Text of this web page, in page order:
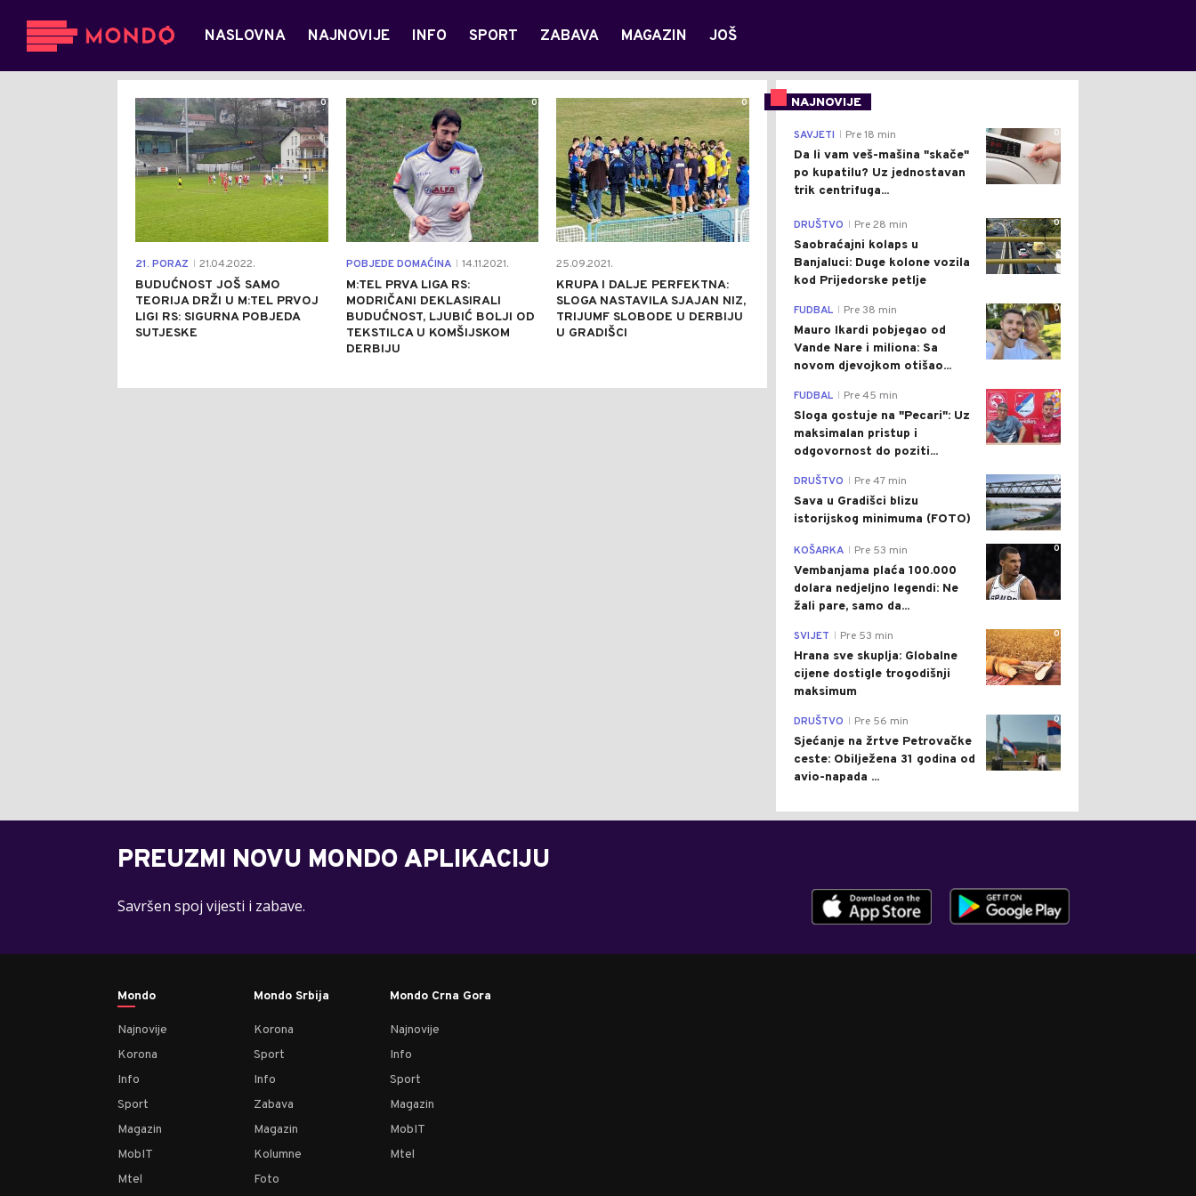
NASLOVNA NAJNOVIJE INFO SPORT ZABAVA MAGAZIN JOŠ
21. PORAZ 21.04.2022.
BUDUĆNOST JOŠ SAMO
TEORIJA DRŽI U M:TEL PRVOJ
LIGI RS: SIGURNA POBJEDA
SUTJESKE
0
POBJEDE DOMAĆINA 14.11.2021.
M:TEL PRVA LIGA RS:
MODRIČANI DEKLASIRALI
BUDUĆNOST, LJUBIĆ BOLJI OD
TEKSTILCA U KOMŠIJSKOM
DERBIJU
0
25.09.2021.
KRUPA I DALJE PERFEKTNA:
SLOGA NASTAVILA SJAJAN NIZ,
TRIJUMF SLOBODE U DERBIJU
U GRADIŠCI
0 NAJNOVIJE
0
SAVJETI Pre 18 min
Da li vam veš-mašina "skače"
po kupatilu? Uz jednostavan
trik centrifuga...
0
DRUŠTVO Pre 28 min
Saobraćajni kolaps u
Banjaluci: Duge kolone vozila
kod Prijedorske petlje
0
FUDBAL Pre 38 min
Mauro Ikardi pobjegao od
Vande Nare i miliona: Sa
novom djevojkom otišao...
0
FUDBAL Pre 45 min
Sloga gostuje na "Pecari": Uz
maksimalan pristup i
odgovornost do poziti...
0
DRUŠTVO Pre 47 min
Sava u Gradišci blizu
istorijskog minimuma (FOTO)
0
KOŠARKA Pre 53 min
Vembanjama plaća 100.000
dolara nedjeljno legendi: Ne
žali pare, samo da...
0
SVIJET Pre 53 min
Hrana sve skuplja: Globalne
cijene dostigle trogodišnji
maksimum
0
DRUŠTVO Pre 56 min
Sjećanje na žrtve Petrovačke
ceste: Obilježena 31 godina od
avio-napada ...
PREUZMI NOVU MONDO APLIKACIJU
Savršen spoj vijesti i zabave.
Mondo
Najnovije
Korona
Info
Sport
Magazin
MobIT
Mtel
Mondo Srbija
Korona
Sport
Info
Zabava
Magazin
Kolumne
Foto
Mondo Crna Gora
Najnovije
Info
Sport
Magazin
MobIT
Mtel